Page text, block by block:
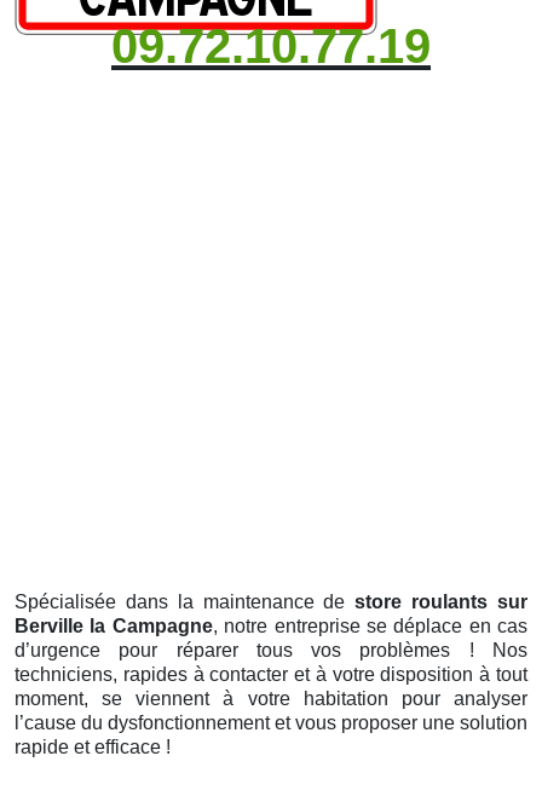
09.72.10.77.19
Spécialisée dans la maintenance destore roulants sur
Berville la Campagne, notre entreprise se déplace en cas
d’urgence pour réparer tous vos problèmes ! Nos
techniciens, rapides à contacter et à votre disposition à tout
moment, se viennent à votre habitation pour analyser
l’cause du dysfonctionnement et vous proposer une solution
rapide et efficace !